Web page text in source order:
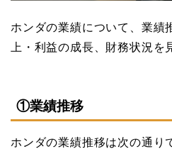
ホンダの業績について、業績
上・利益の成長、財務状況を
①業績推移
ホンダの業績推移は次の通り